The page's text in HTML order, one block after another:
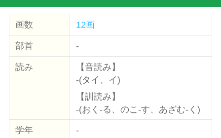
画数 12画
部首 -
読み
【音読み】
-(タイ、イ)
【訓読み】
-(おく-る、のこ-す、あざむ-く)
学年 -